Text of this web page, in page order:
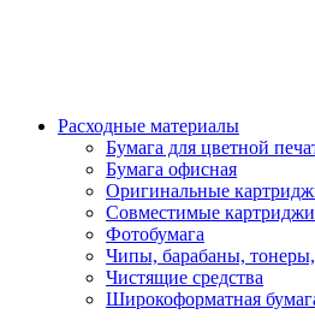
Расходные материалы
Бумага для цветной
Бумага офисная
Оригинальные
Совместимые картриджи
Фотобумага
Чипы, барабаны, тонеры,
Чистящие средства
Широкоформатная